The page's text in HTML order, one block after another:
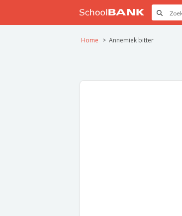
Home Annemiek bitter